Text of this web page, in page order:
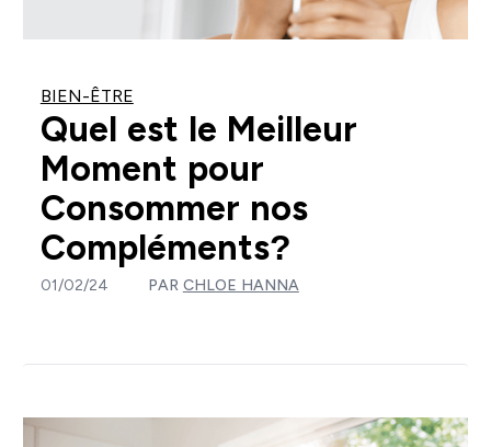
BIEN-ÊTRE
Quel est le Meilleur
Moment pour
Consommer nos
Compléments?
01/02/24 PAR CHLOE HANNA